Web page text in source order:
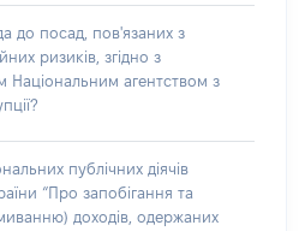
до посад, пов'язаних з
ризиків, згідно з
Національним агентством з
публічних діячів
“Про запобігання та
доходів, одержаних